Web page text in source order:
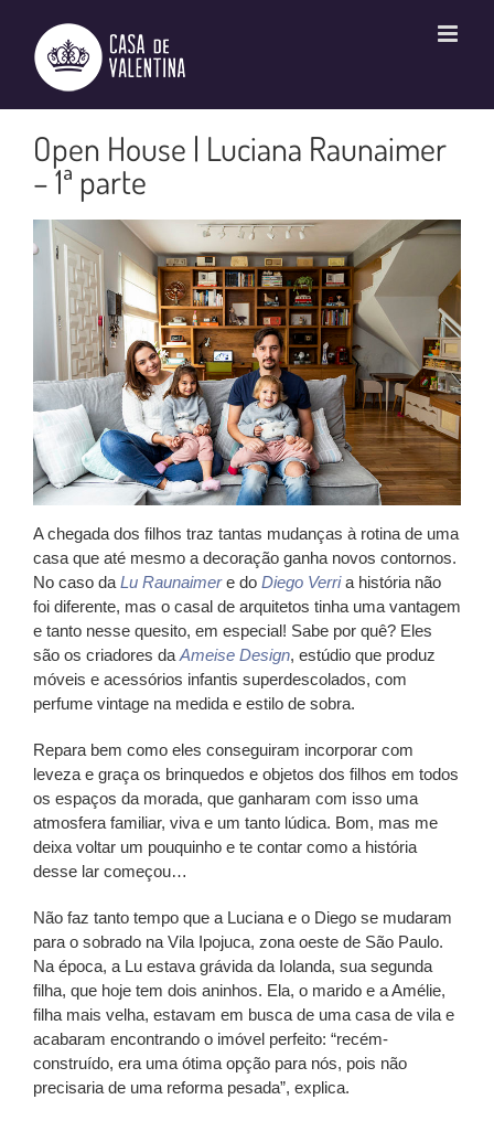
conteúdo
Open House | Luciana Raunaimer
– 1ª parte
A chegada dos filhos traz tantas mudanças à rotina de uma
casa que até mesmo a decoração ganha novos contornos.
No caso da Lu Raunaimere do Diego Verria história não
foi diferente, mas o casal de arquitetos tinha uma vantagem
e tanto nesse quesito, em especial! Sabe por quê? Eles
são os criadores da Ameise Design, estúdio que produz
móveis e acessórios infantis superdescolados, com
perfume vintage na medida e estilo de sobra.
Repara bem como eles conseguiram incorporar com
leveza e graça os brinquedos e objetos dos filhos em todos
os espaços da morada, que ganharam com isso uma
atmosfera familiar, viva e um tanto lúdica. Bom, mas me
deixa voltar um pouquinho e te contar como a história
desse lar começou…
Não faz tanto tempo que a Luciana e o Diego se mudaram
para o sobrado na Vila Ipojuca, zona oeste de São Paulo.
Na época, a Lu estava grávida da Iolanda, sua segunda
filha, que hoje tem dois aninhos. Ela, o marido e a Amélie,
filha mais velha, estavam em busca de uma casa de vila e
acabaram encontrando o imóvel perfeito: “recém-
construído, era uma ótima opção para nós, pois não
precisaria de uma reforma pesada”, explica.